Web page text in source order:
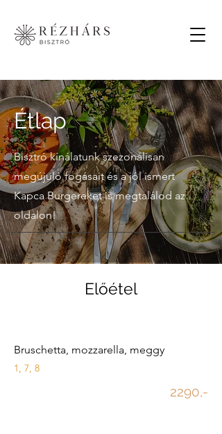
Étlap
Bisztró kínálatunk szezonálisan
megújuló fogásait és a jól ismert
Kapca Burgereket is megtalálod az
oldalon!
Előétel
Bruschetta, mozzarella, meggy
1, 7, 8
2290,-